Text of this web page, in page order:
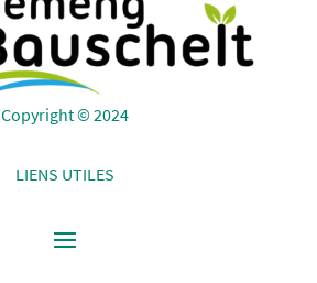
Copyright © 2024
LIENS UTILES